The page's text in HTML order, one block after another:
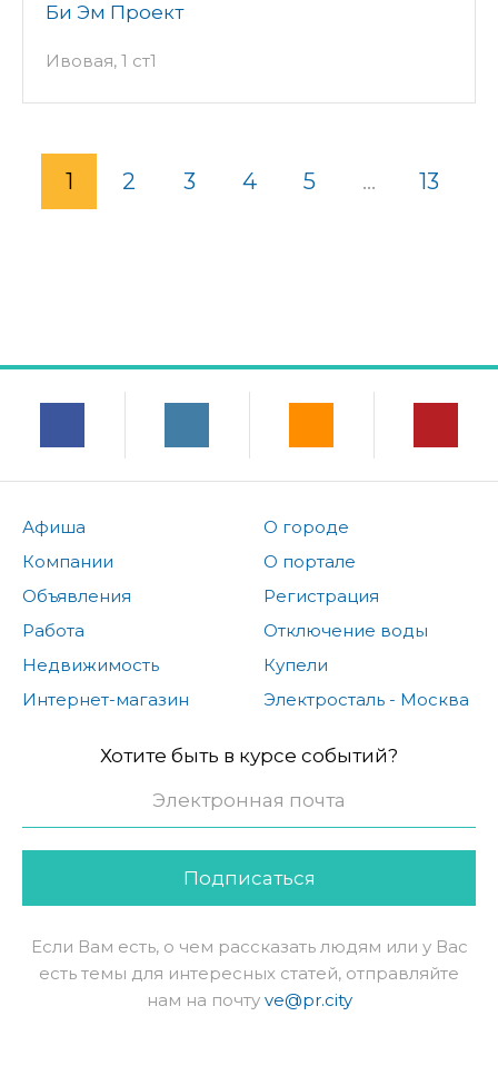
Би Эм Проект
Ивовая, 1 ст1
1 2 3 4 5 ... 13
Афиша
Компании
Объявления
Работа
Недвижимость
Интернет-магазин
О городе
О портале
Регистрация
Отключение воды
Купели
Электросталь - Москва
Хотите быть в курсе событий?
Подписаться
Если Вам есть, о чем рассказать людям или у Вас
есть темы для интересных статей, отправляйте
нам на почту ve@pr.city